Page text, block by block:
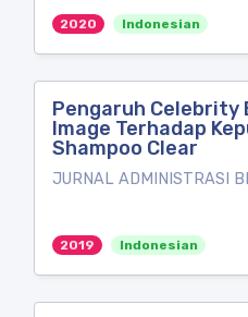
2020 Indonesian
Pengaruh Celebrity
Image Terhadap
Shampoo Clear
JURNAL ADMINISTRASI
2019 Indonesian